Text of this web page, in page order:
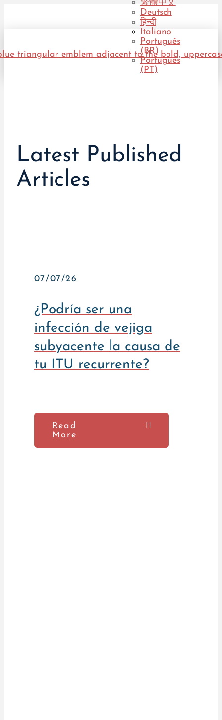
繁體中文
Deutsch
हिन्दी
Italiano
Português
(BR)
Português
(PT)
Latest Published
Articles
07/07/26
¿Podría ser una
infección de vejiga
subyacente la causa de
tu ITU recurrente?
Read
More